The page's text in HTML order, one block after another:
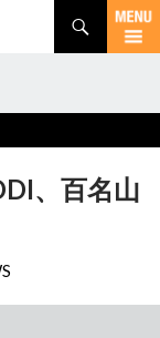
、百名山